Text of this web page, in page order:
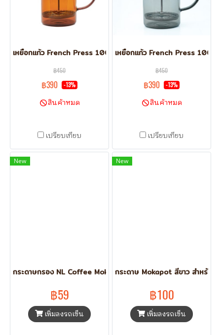
เหยือกแก้ว French Press 1000 ml. สีส้ม
฿450
฿390 -13%
สินค้าหมด
เปรียบเทียบ
เหยือกแก้ว French Press 1000
฿450
฿390 -13%
สินค้าหมด
เปรียบเทียบ
New
กระดาษกรอง NL Coffee Mokapot สีขาว (100 pcs.)
฿59
เพิ่มลงรถเข็น
New
กระดาษ Mokapot สีขาว สำหรับ
฿100
เพิ่มลงรถเข็น